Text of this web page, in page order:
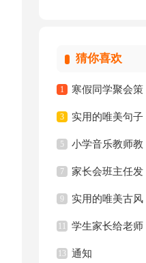
猜你喜欢
1 寒假同学聚会策
划书
3 实用的唯美句子
65条
5 小学音乐教师教
学心得
7 家长会班主任发
言稿集合15篇
9 实用的唯美古风
句子合集36句
11 学生家长给老师
的感谢信合集6篇
13 通知